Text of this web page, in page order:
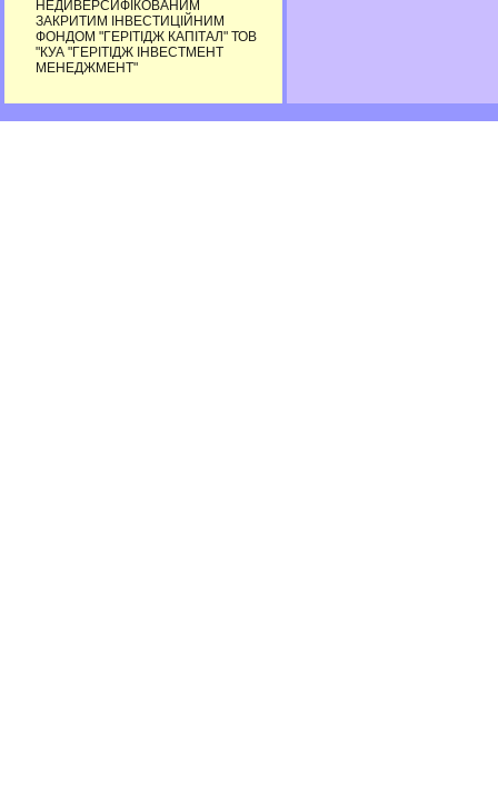
НЕДИВЕРСИФІКОВАНИМ
ЗАКРИТИМ ІНВЕСТИЦІЙНИМ
ФОНДОМ "ГЕРІТІДЖ КАПІТАЛ" ТОВ
"КУА "ГЕРІТІДЖ ІНВЕСТМЕНТ
МЕНЕДЖМЕНТ"